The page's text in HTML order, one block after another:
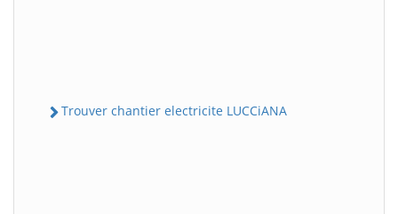
Trouver chantier electricite LUCCiANA